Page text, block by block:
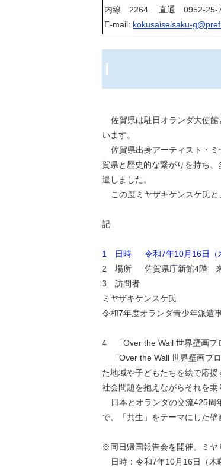
内線 2264 直通 0952-25-
E-mail: kokusaiseisaku-
佐賀県は駐日オランダ大使
います。
佐賀県出身アーティスト・
賀県と歴史的な繋がりを持ち
遣しました。
この度ミヤザキケンスケ氏
記
1 日時 令和7年10月16日（
2 場所 佐賀県庁新館4階
3 訪問者
ミヤザキケンスケ氏
令和7年度オランダ青少年派遣
4 「Over the Wall 世界壁画プ
「Over the Wall 世界壁画プ
た地域や⼦どもたちを絵で応
社会問題を抱えながらそれを乗
日本とオランダの交流425周
で、「共⽣」をテーマにした壁
※同日帰国報告会を開催。ミヤ
日時：令和7年10月16日（